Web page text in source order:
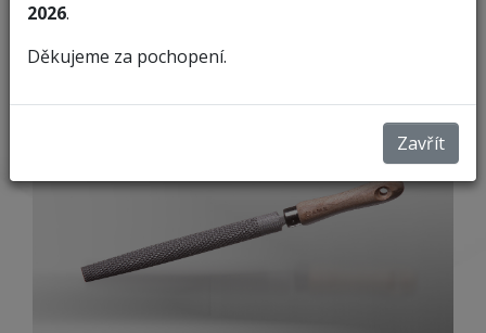
2026.
Děkujeme za pochopení.
Zavřít